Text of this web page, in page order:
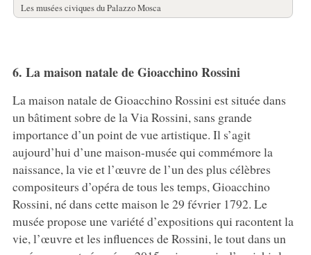
Les musées civiques du Palazzo Mosca
6. La maison natale de Gioacchino Rossini
La maison natale de Gioacchino Rossini est située dans
un bâtiment sobre de la Via Rossini, sans grande
importance d’un point de vue artistique. Il s’agit
aujourd’hui d’une maison-musée qui commémore la
naissance, la vie et l’œuvre de l’un des plus célèbres
compositeurs d’opéra de tous les temps, Gioacchino
Rossini, né dans cette maison le 29 février 1792. Le
musée propose une variété d’expositions qui racontent la
vie, l’œuvre et les influences de Rossini, le tout dans un